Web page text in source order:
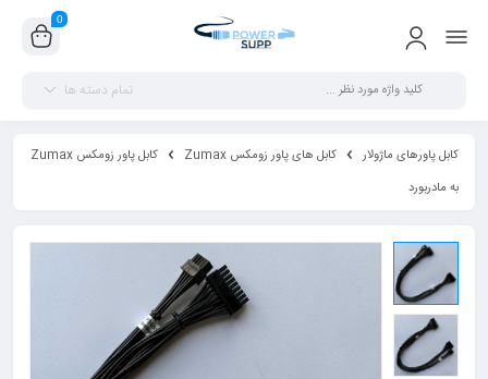
0
تمام دسته ها
کابل پاورهای ماژولار کابل های پاور زومکس Zumax
کابل پاور زومکس Zumax
به مادربورد